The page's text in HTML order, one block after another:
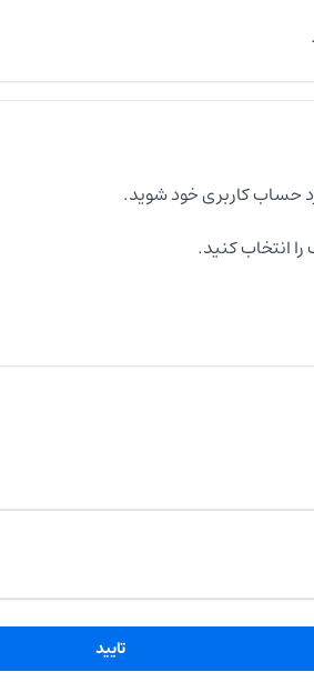
حساب کاربری خود شوید.
انتخاب کنید.
تایید